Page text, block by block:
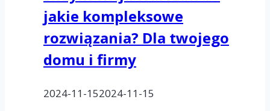
brudnych
i
zaniedbanych
miejscach.
jakie kompleksowe
rozwiązania? Dla twojego
domu i firmy
2024-11-152024-11-15